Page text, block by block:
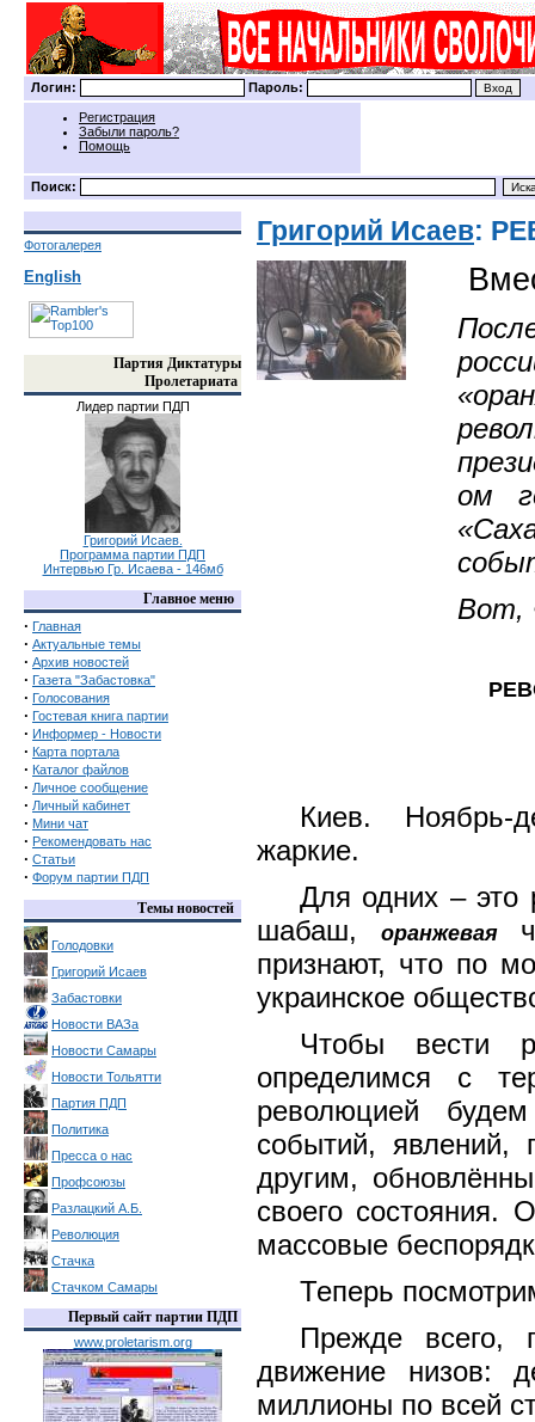
Логин: Пароль:
Регистрация
Забыли пароль?
Помощь
Поиск:
Фотогалерея
English
Партия Диктатуры
Пролетариата
Лидер партии ПДП
Григорий Исаев.
Программа партии ПДП
Интервью Гр. Исаева - 146мб
Главное меню
· Главная
· Актуальные темы
· Архив новостей
· Газета "Забастовка"
· Голосования
· Гостевая книга партии
· Информер - Новости
· Карта портала
· Каталог файлов
· Личное сообщение
· Личный кабинет
· Мини чат
· Рекомендовать нас
· Статьи
· Форум партии ПДП
Темы новостей
Голодовки
Григорий Исаев
Забастовки
Новости ВАЗа
Новости Самары
Новости Тольятти
Партия ПДП
Политика
Пресса о нас
Профсоюзы
Разлацкий А.Б.
Революция
Стачка
Стачком Самары
Первый сайт партии ПДП
www.proletarism.org
Григорий Исаев:
ом
Вот,
Киев. Ноябрь-
жаркие.
Для одних – это
шабаш,
оранжевая
признают, что по
украинское
Чтобы вести
определимся с
революцией
событий, явлений,
другим,
своего состояния.
массовые
Теперь
Прежде всего,
движение низов:
миллионы по всей